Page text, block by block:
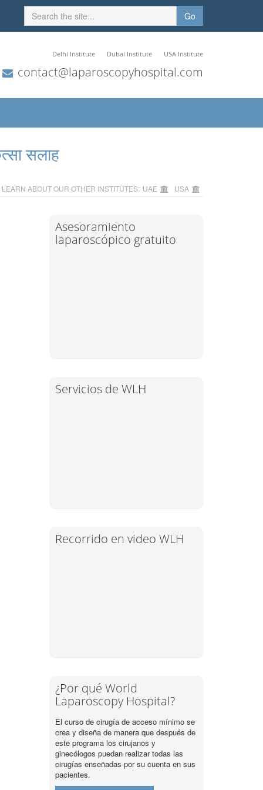
Go
Delhi Institute Dubai Institute USA Institute
contact@laparoscopyhospital.com
सलाह
LEARN ABOUT OUR OTHER INSTITUTES: UAE USA
Asesoramiento
laparoscópico gratuito
Servicios de WLH
Recorrido en video WLH
¿Por qué World
Laparoscopy Hospital?
El curso de cirugía de acceso mínimo se
crea y diseña de manera que después de
este programa los cirujanos y
ginecólogos puedan realizar todas las
cirugías enseñadas por su cuenta en sus
pacientes.